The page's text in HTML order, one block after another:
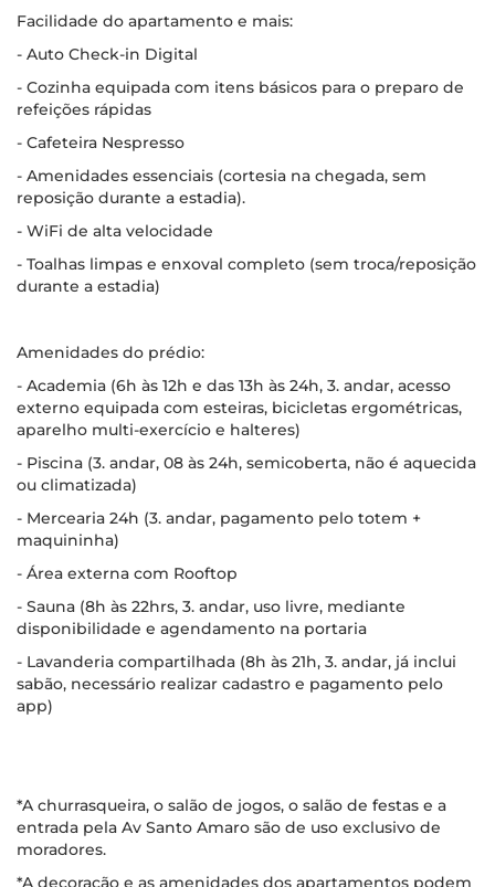
Facilidade do apartamento e mais:
- Auto Check-in Digital
- Cozinha equipada com itens básicos para o preparo de
refeições rápidas
- Cafeteira Nespresso
- Amenidades essenciais (cortesia na chegada, sem
reposição durante a estadia).
- WiFi de alta velocidade
- Toalhas limpas e enxoval completo (sem troca/reposição
durante a estadia)
Amenidades do prédio:
- Academia (6h às 12h e das 13h às 24h, 3. andar, acesso
externo equipada com esteiras, bicicletas ergométricas,
aparelho multi-exercício e halteres)
- Piscina (3. andar, 08 às 24h, semicoberta, não é aquecida
ou climatizada)
- Mercearia 24h (3. andar, pagamento pelo totem +
maquininha)
- Área externa com Rooftop
- Sauna (8h às 22hrs, 3. andar, uso livre, mediante
disponibilidade e agendamento na portaria
- Lavanderia compartilhada (8h às 21h, 3. andar, já inclui
sabão, necessário realizar cadastro e pagamento pelo
app)
*A churrasqueira, o salão de jogos, o salão de festas e a
entrada pela Av Santo Amaro são de uso exclusivo de
moradores.
*A decoração e as amenidades dos apartamentos podem